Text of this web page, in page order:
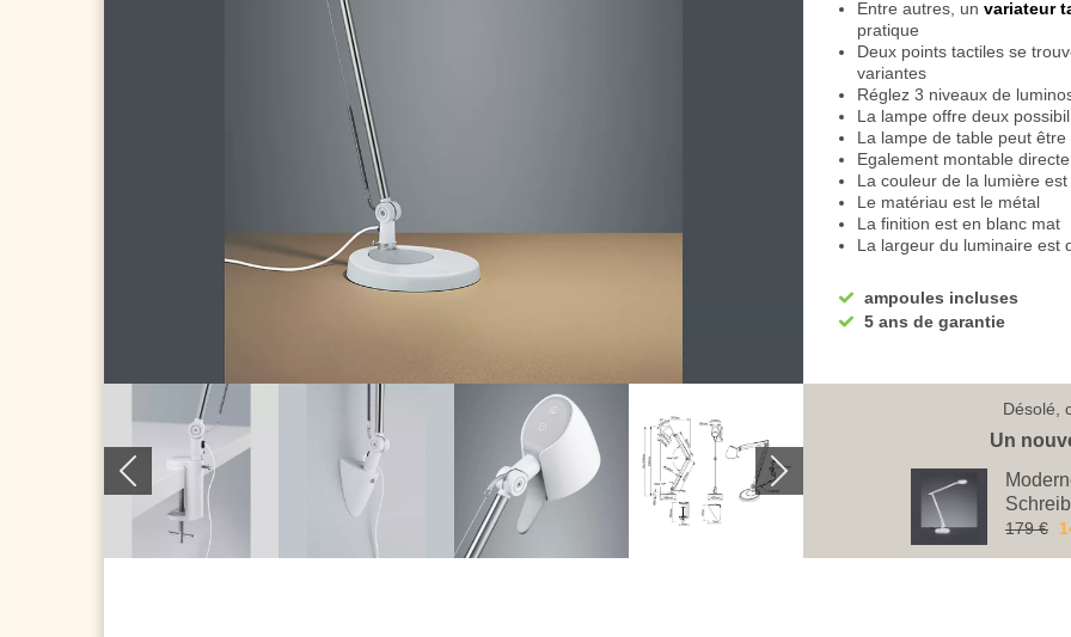
Entre autres, un variateur
pratique
Deux points tactiles se
variantes
Réglez 3 niveaux de
La lampe offre deux
La lampe de table peut
Egalement montable
La couleur de la lumière
Le matériau est le métal
La finition est en blanc mat
La largeur du luminaire est
La saillie est de 38 cm
Entre autres, une LED SMD
Lampe de bureaumoderne
Blanc neutre avec 4000
Blanc froid avec 5000
Économisez chaque jour
Un beau design pour des
N'hésitez pas à consulter
ampoules incluses
5 ans de garantie
Désolé,
Un
179 €